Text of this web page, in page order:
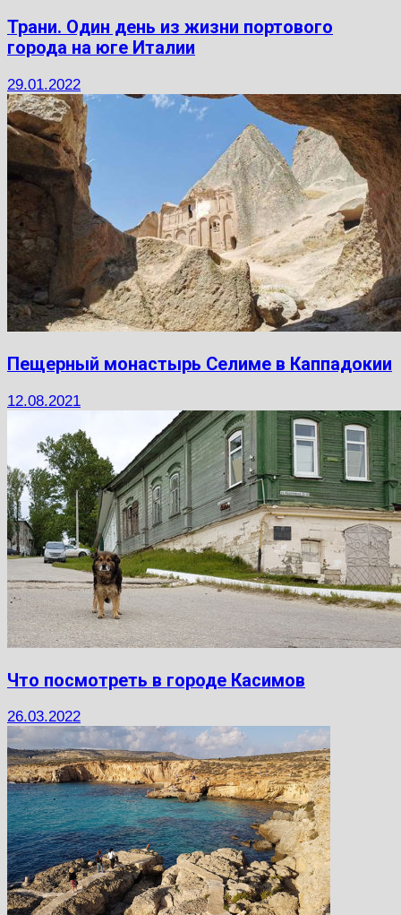
Трани. Один день из жизни портового
города на юге Италии
29.01.2022
Пещерный монастырь Селиме в Каппадокии
12.08.2021
Что посмотреть в городе Касимов
26.03.2022